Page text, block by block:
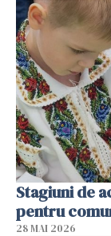
Stagiuni de
pentru
28 MAI 2026